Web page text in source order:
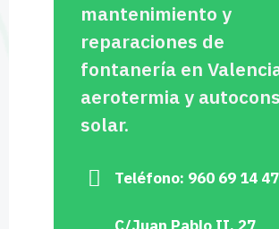
mantenimiento y
reparaciones de
fontanería en
aerotermia y
solar.
Teléfono: 960 69 14 47